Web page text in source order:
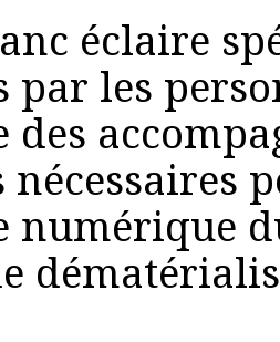
éclaire
par les
des
numérique